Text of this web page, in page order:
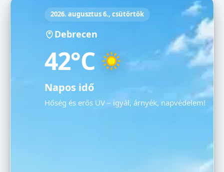
2026. augusztus 6., csütörtök
Debrecen
42°C
Napos idő
Hőség és erős UV – igyál, árnyék, napvédelem!